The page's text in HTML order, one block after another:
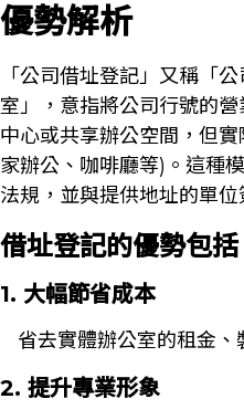
優勢解析
「公司借址登記」又稱「
室」，意指將公司行號的
中心或共享辦公空間，但
家辦公、咖啡廳等)。這種
法規，並與提供地址的單位
借址登記的優勢包括
1. 大幅節省成本
省去實體辦公室的租金、
2. 提升專業形象